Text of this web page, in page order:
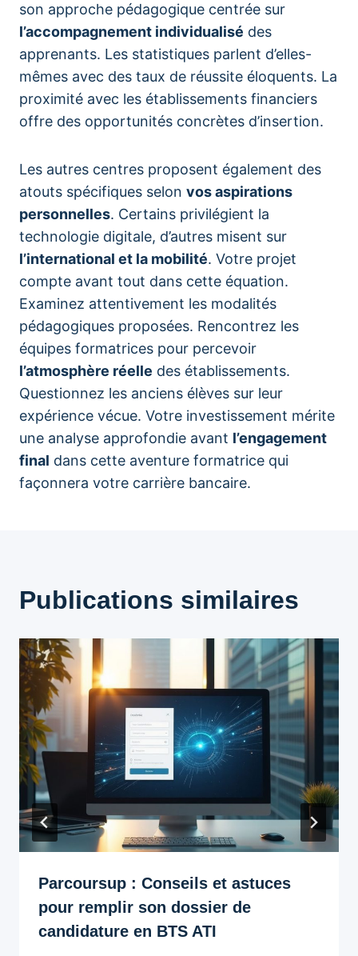
son approche pédagogique centrée sur
l’accompagnement individualisé des
apprenants. Les statistiques parlent d’elles-
mêmes avec des taux de réussite éloquents. La
proximité avec les établissements financiers
offre des opportunités concrètes d’insertion.
Les autres centres proposent également des
atouts spécifiques selon vos aspirations
personnelles. Certains privilégient la
technologie digitale, d’autres misent sur
l’international et la mobilité. Votre projet
compte avant tout dans cette équation.
Examinez attentivement les modalités
pédagogiques proposées. Rencontrez les
équipes formatrices pour percevoir
l’atmosphère réelle des établissements.
Questionnez les anciens élèves sur leur
expérience vécue. Votre investissement mérite
une analyse approfondie avant l’engagement
final dans cette aventure formatrice qui
façonnera votre carrière bancaire.
Publications similaires
Parcoursup : Conseils et astuces
pour remplir son dossier de
candidature en BTS ATI